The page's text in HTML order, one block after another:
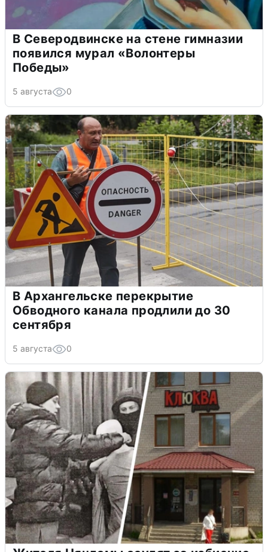
В Северодвинске на стене гимназии
появился мурал «Волонтеры
Победы»
5 августа 0
В Архангельске перекрытие
Обводного канала продлили до 30
сентября
5 августа 0